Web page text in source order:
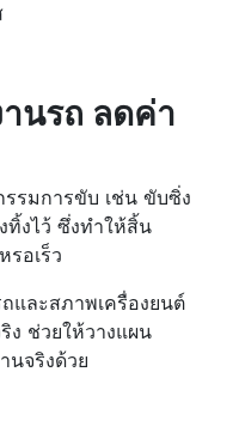
นรถ ลดค่า
รมการขับ เช่น ขับซิ่ง
ทิ้งไว้ ซึ่งทำให้สิ้น
รอเร็ว
และสภาพเครื่องยนต์
ง ช่วยให้วางแผน
นจริงด้วย